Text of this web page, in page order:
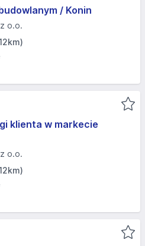
/ Konin
o.o.
klienta w markecie
o.o.